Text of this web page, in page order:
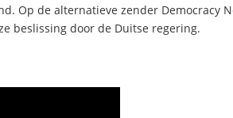
Op de alternatieve zender Democracy
beslissing door de Duitse regering.